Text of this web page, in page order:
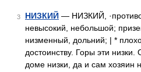
3 НИЗКИЙ — НИЗКИЙ,
невысокий, небольшой;
низменный, дольний; | *
достоинству. Горы эти низки.
доме низки, да и сам хозяин